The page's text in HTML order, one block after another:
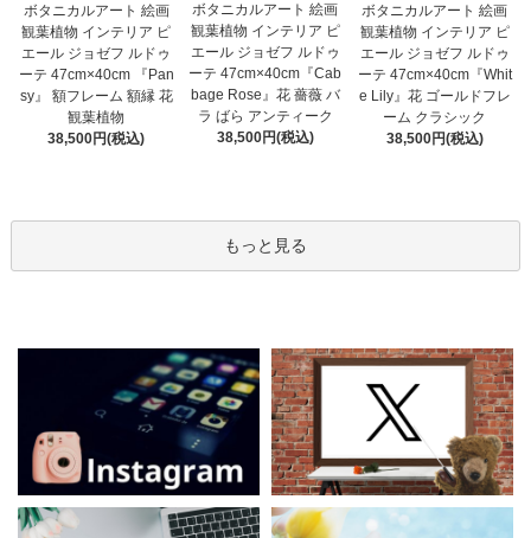
ボタニカルアート 絵画
観葉植物 インテリア ピ
エール ジョゼフ ルドゥ
ーテ 47cm×40cm 『Pan
sy』 額フレーム 額縁 花
観葉植物
38,500円(税込)
ボタニカルアート 絵画
観葉植物 インテリア ピ
エール ジョゼフ ルドゥ
ーテ 47cm×40cm『Cab
bage Rose』花 薔薇 バ
ラ ばら アンティーク
38,500円(税込)
ボタニカルアート 絵画
観葉植物 インテリア ピ
エール ジョゼフ ルドゥ
ーテ 47cm×40cm『Whit
e Lily』花 ゴールドフレ
ーム クラシック
38,500円(税込)
もっと見る